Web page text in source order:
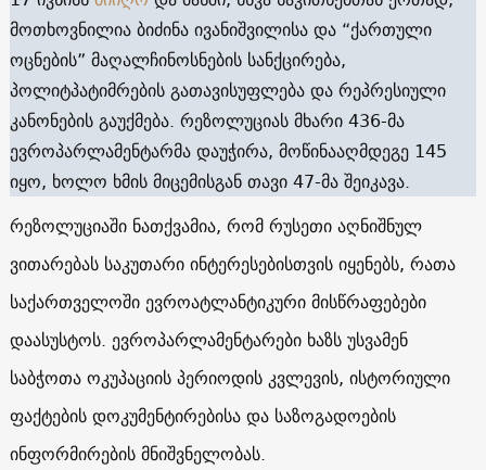
მოთხოვნილია ბიძინა ივანიშვილისა და “ქართული
ოცნების” მაღალჩინოსნების სანქცირება,
პოლიტპატიმრების გათავისუფლება და რეპრესიული
კანონების გაუქმება. რეზოლუციას მხარი 436-მა
ევროპარლამენტარმა დაუჭირა, მოწინააღმდეგე 145
იყო, ხოლო ხმის მიცემისგან თავი 47-მა შეიკავა.
რეზოლუციაში ნათქვამია, რომ რუსეთი აღნიშნულ
ვითარებას საკუთარი ინტერესებისთვის იყენებს, რათა
საქართველოში ევროატლანტიკური მისწრაფებები
დაასუსტოს. ევროპარლამენტარები ხაზს უსვამენ
საბჭოთა ოკუპაციის პერიოდის კვლევის, ისტორიული
ფაქტების დოკუმენტირებისა და საზოგადოების
ინფორმირების მნიშვნელობას.